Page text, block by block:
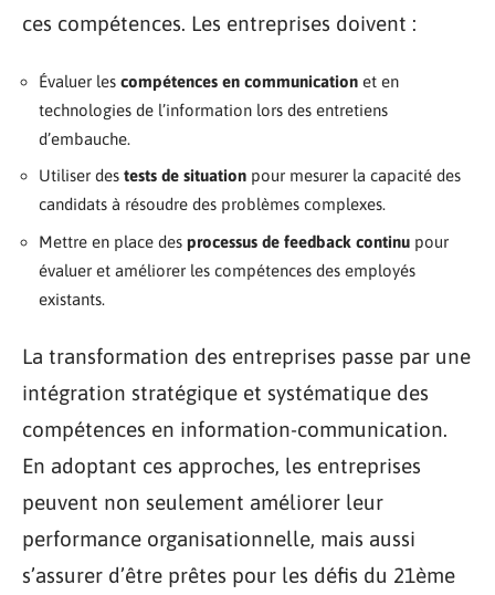
ces compétences. Les entreprises doivent :
Évaluer les compétences en communication et en
technologies de l’information lors des entretiens
d’embauche.
Utiliser des tests de situation pour mesurer la capacité des
candidats à résoudre des problèmes complexes.
Mettre en place des processus de feedback continu pour
évaluer et améliorer les compétences des employés
existants.
La transformation des entreprises passe par une
intégration stratégique et systématique des
compétences en information-communication.
En adoptant ces approches, les entreprises
peuvent non seulement améliorer leur
performance organisationnelle, mais aussi
s’assurer d’être prêtes pour les défis du 21ème